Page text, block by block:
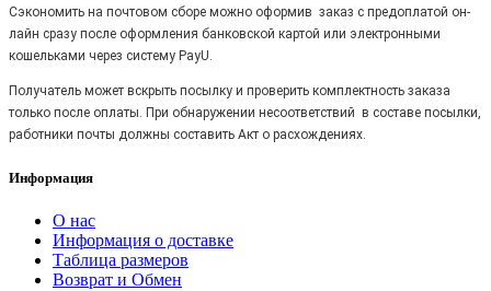
Сэкономить на почтовом сборе можно оформив заказ с предоплатой он-
лайн сразу после оформления банковской картой или электронными
кошельками через систему PayU.
Получатель может вскрыть посылку и проверить комплектность заказа
только после оплаты. При обнаружении несоответствий в составе посылки,
работники почты должны составить Акт о расхождениях.
Информация
О нас
Информация о доставке
Таблица размеров
Возврат и Обмен